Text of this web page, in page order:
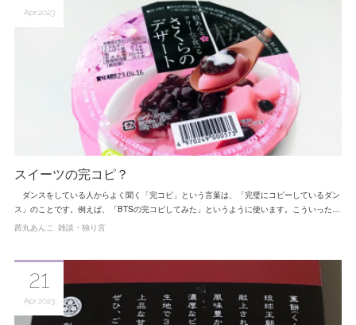
スイーツの完コピ？
ダンスをしている人からよく聞く「完コピ」という言葉は、「完璧にコピーしているダン
ス」のことです。例えば、「BTSの完コピしてみた」というように使います。こういった…
Apr 2023
茜丸あんこ 雑談・独り言
21
Apr 2023